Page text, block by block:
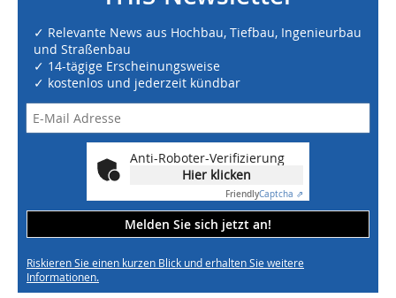
✓ Relevante News aus Hochbau, Tiefbau, Ingenieurbau
und Straßenbau
✓ 14-tägige Erscheinungsweise
✓ kostenlos und jederzeit kündbar
Anti-Roboter-Verifizierung
Hier klicken
FriendlyCaptcha ⇗
Melden Sie sich jetzt an!
Riskieren Sie einen kurzen Blick und erhalten Sie weitere
Informationen.